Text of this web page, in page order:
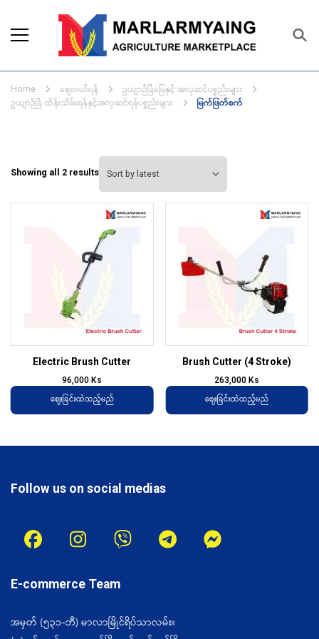
Marketplace
business solutions.
Home ဈေးဝယ်ရန်
ဥယျာဉ်ခြံမြေနှင့် အလှဆင်ပစ္စည်းများ
ဥယျာဉ်ခြံ ထိန်းသိမ်းရန်နှင့်အလှဆင်ရန်ပစ္စည်းများ
မြက်ဖြတ်စက်
Showing all 2 resultsSorted
latest
Electric Brush Cutter
96,000Ks
ဈေးခြင်းထဲထည့်မည်
Brush Cutter (4 Stroke)
263,000Ks
ဈေးခြင်းထဲထည့်မည်
Follow us on social medias
E-commerce Team
အမှတ် (၅၃၁-ဘီ) မာလာမြိုင်ရိပ်သာလမ်း။